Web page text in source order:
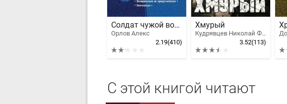
Солдат чужой войны
Орлов Алекс
2.19(410)
Хмурый
Кудрявцев Николай Федорович
3.52(113)
С этой книгой читают